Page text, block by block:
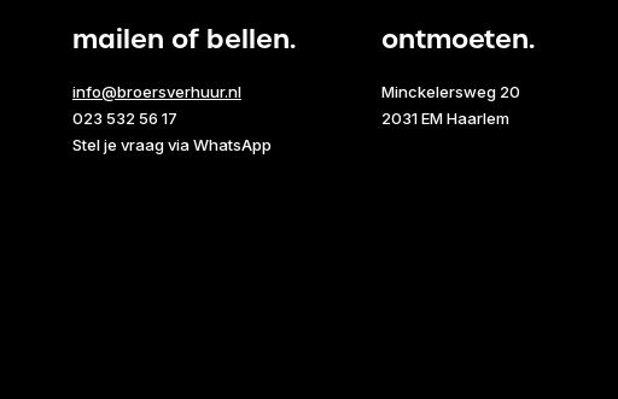
mailen of bellen.
info@broersverhuur.nl
023 532 56 17
Stel je vraag via WhatsApp
ontmoeten.
Minckelersweg 20
2031 EM Haarlem